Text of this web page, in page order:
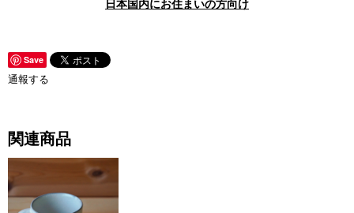
日本国内にお住まいの方向け
Save
通報する
関連商品